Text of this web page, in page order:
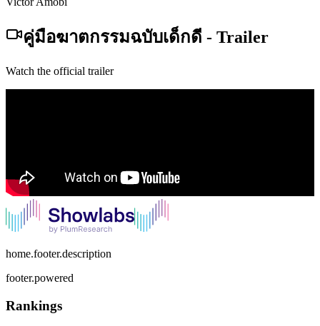
คู่มือฆาตกรรมฉบับเด็กดี - Trailer
Watch the official trailer
home.footer.description
footer.powered
Rankings